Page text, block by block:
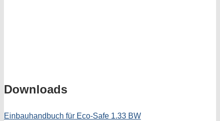
Downloads
Einbauhandbuch für Eco-Safe 1.33 BW